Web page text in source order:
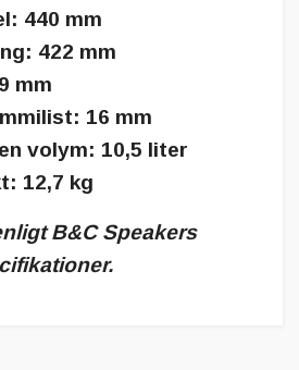
440 mm
422 mm
mm
16 mm
volym: 10,5 liter
12,7 kg
B&C Speakers